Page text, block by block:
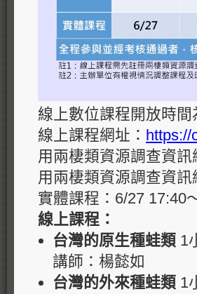
線上數位課程開放時
線上課程網址： https://
用兩棲類資源調查資
用兩棲類資源調查資
實體課程：6/27 17:40
線上課程：
台灣的原生種蛙類 1
講師：楊懿如
台灣的外來種蛙類 1